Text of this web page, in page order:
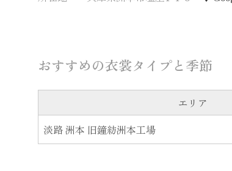
おすすめの衣裳タイプと季節
エリア
淡路 洲本 旧鐘紡洲本工場